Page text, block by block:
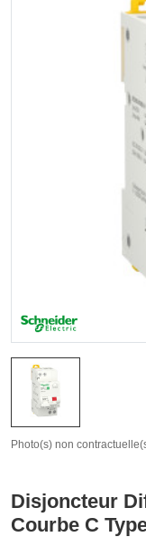
Photo(s) non
Disjoncteur
Courbe C